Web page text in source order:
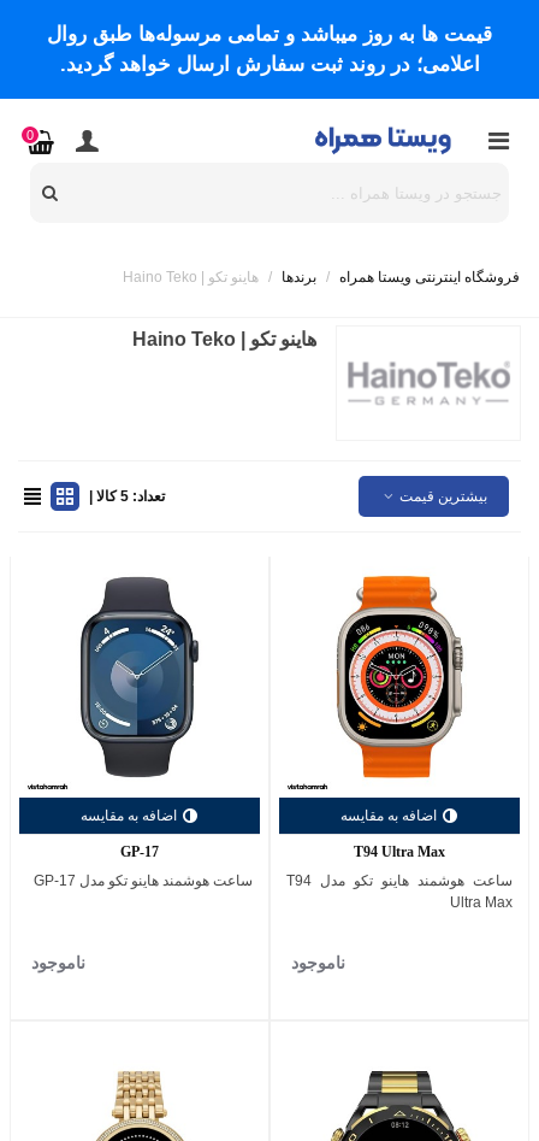
قیمت ها به روز میباشد و تمامی مرسوله‌ها طبق روال
اعلامی؛ در روند ثبت سفارش ارسال خواهد گردید.
0
فروشگاه اینترنتی ویستا همراه / برندها / هاینو تکو | Haino Teko
هاینو تکو | Haino Teko
بیشترین قیمت تعداد: 5 کالا |
اضافه به مقایسه
T94 Ultra Max
ساعت هوشمند هاینو تکو مدل T94
Ultra Max
ناموجود
اضافه به مقایسه
GP-17
ساعت هوشمند هاینو تکو مدل GP-17
ناموجود